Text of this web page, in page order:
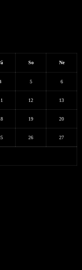
So Ne
5 6
12 13
19 20
26 27